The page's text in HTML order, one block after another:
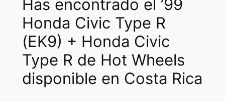
Has encontrado el ’99
Honda Civic Type R
(EK9) + Honda Civic
Type R de Hot Wheels
disponible en Costa Rica